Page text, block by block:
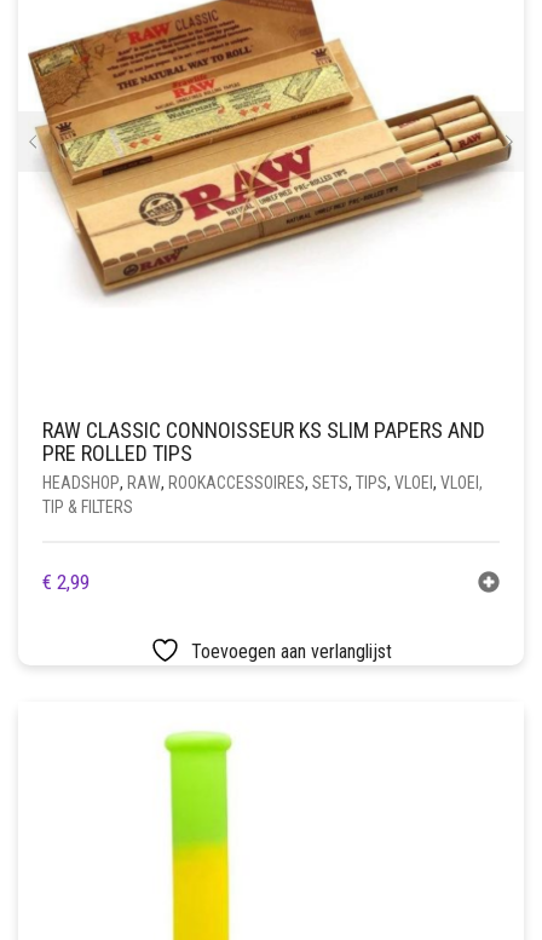
RAW CLASSIC CONNOISSEUR KS SLIM PAPERS AND
PRE ROLLED TIPS
HEADSHOP, RAW, ROOKACCESSOIRES, SETS, TIPS, VLOEI , VLOEI,
TIP & FILTERS
€ 2,99
Toevoegen aan verlanglijst